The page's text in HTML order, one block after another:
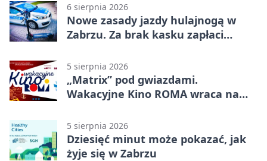
6 sierpnia 2026
Nowe zasady jazdy hulajnogą w
Zabrzu. Za brak kasku zapłaci
5 sierpnia 2026
„Matrix” pod gwiazdami.
Wakacyjne Kino ROMA wraca na
5 sierpnia 2026
Dziesięć minut może pokazać, jak
żyje się w Zabrzu